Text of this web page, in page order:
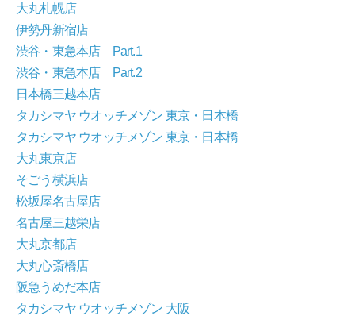
大丸札幌店
伊勢丹新宿店
渋谷・東急本店 Part.1
渋谷・東急本店 Part.2
日本橋三越本店
タカシマヤ ウオッチメゾン 東京・日本橋
タカシマヤ ウオッチメゾン 東京・日本橋
大丸東京店
そごう横浜店
松坂屋名古屋店
名古屋三越栄店
大丸京都店
大丸心斎橋店
阪急うめだ本店
タカシマヤ ウオッチメゾン 大阪